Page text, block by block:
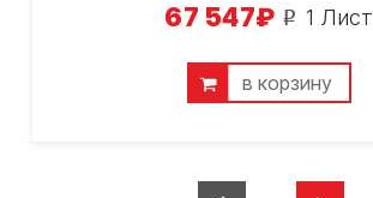
67 547₽ o 1 Лист
в корзину